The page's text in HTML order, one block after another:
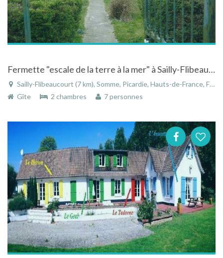
Fermette "escale de la terre à la mer" à Sailly-Flibeaucourt dans la Somme en Picardie
Sailly-Flibeaucourt (7 km), Somme, Picardie, Hauts-de-France, France
Gîte
2 chambres 7 personnes